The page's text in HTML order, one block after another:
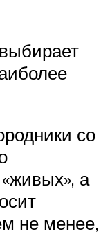
со
а
не менее,